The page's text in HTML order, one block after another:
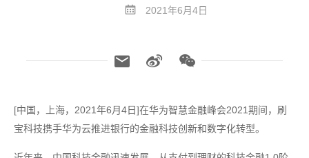
2021年6月4日
[中国，上海，2021年6月4日]在华为智慧金融峰会2021期间，刷
宝科技携手华为云推进银行的金融科技创新和数字化转型。